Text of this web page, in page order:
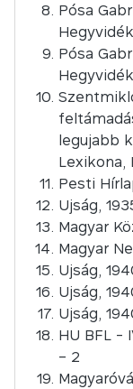
Pósa
Pósa
legujabb
Lexikona,
Pesti
Ujság,
Magyar
Magyar
Ujság,
Ujság,
Ujság,
HU BFL -
– 2